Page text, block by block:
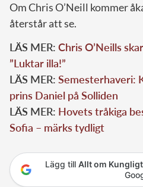
Om Chris O’Neill kommer
återstår att se.
LÄS MER: Chris O’Neills
”Luktar illa!”
LÄS MER: Semesterhaveri:
prins Daniel på Solliden
LÄS MER: Hovets tråkiga
Sofia – märks tydligt
Lägg till Allt om Kungligt